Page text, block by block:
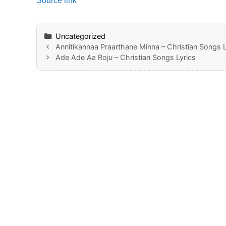
Categories
Uncategorized
Annitikannaa Praarthane Minna – Christian Songs
Ade Ade Aa Roju – Christian Songs Lyrics